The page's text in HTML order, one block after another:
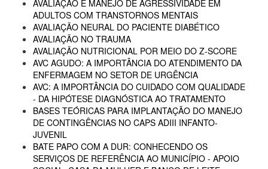
AVALIAÇÃO E MANEJO DE AGRESSIVIDADE EM
ADULTOS COM TRANSTORNOS MENTAIS
AVALIAÇÃO NEURAL DO PACIENTE DIABÉTICO
AVALIAÇÃO NO TRAUMA
AVALIAÇÃO NUTRICIONAL POR MEIO DO Z-SCORE
AVC AGUDO: A IMPORTÂNCIA DO ATENDIMENTO DA
ENFERMAGEM NO SETOR DE URGÊNCIA
AVC: A IMPORTÂNCIA DO CUIDADO COM QUALIDADE
- DA HIPÓTESE DIAGNÓSTICA AO TRATAMENTO
BASES TEÓRICAS PARA IMPLANTAÇÃO DO MANEJO
DE CONTINGÊNCIAS NO CAPS ADIII INFANTO-
JUVENIL
BATE PAPO COM A DUR: CONHECENDO OS
SERVIÇOS DE REFERÊNCIA AO MUNICÍPIO - APOIO